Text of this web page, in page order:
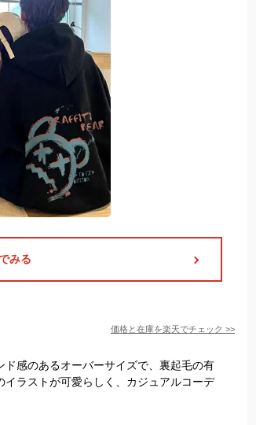
みる
価格と在庫を楽天でチェック >>
感のあるオーバーサイズで、裏起毛の有
ラストが可愛らしく、カジュアルコーデ